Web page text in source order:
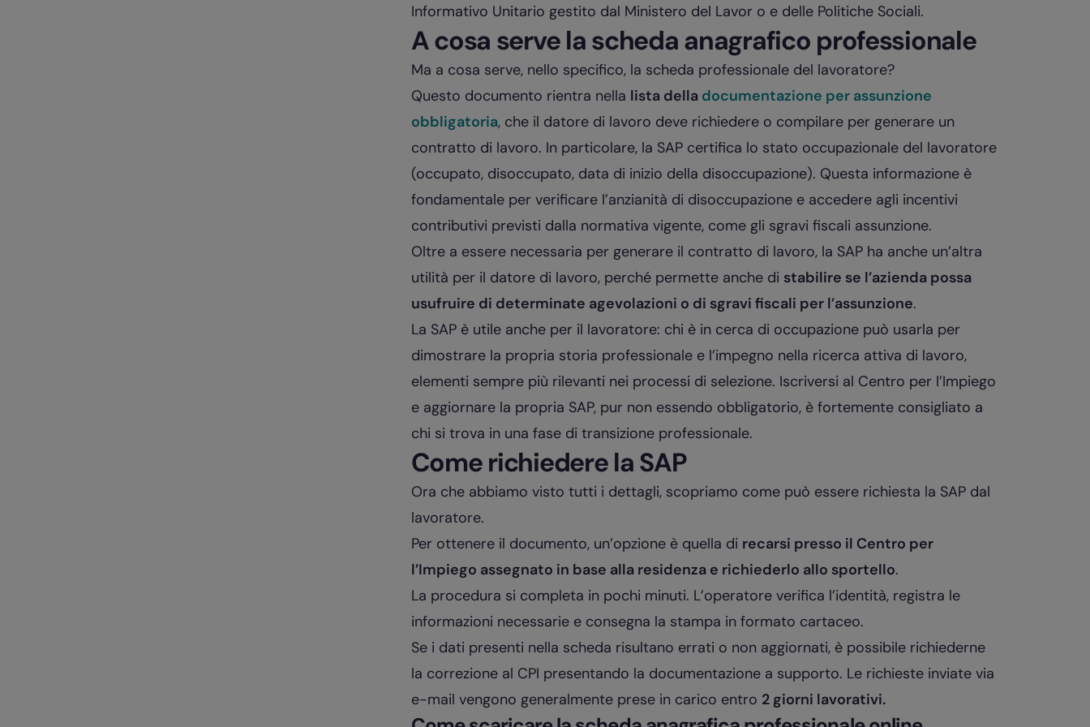
Informativo Unitario gestito dal Ministero del Lavor o e delle Politiche Sociali.
A cosa serve la scheda anagrafico professionale
Ma a cosa serve, nello specifico, la scheda professionale del lavoratore?
Questo documento rientra nella lista della documentazione per assunzione
obbligatoria, che il datore di lavoro deve richiedere o compilare per generare un
contratto di lavoro. In particolare, la SAP certifica lo stato occupazionale del lavoratore
(occupato, disoccupato, data di inizio della disoccupazione). Questa informazione è
fondamentale per verificare l’anzianità di disoccupazione e accedere agli incentivi
contributivi previsti dalla normativa vigente, come gli sgravi fiscali assunzione.
Oltre a essere necessaria per generare il contratto di lavoro, la SAP ha anche un’altra
utilità per il datore di lavoro, perché permette anche di stabilire se l’azienda possa
usufruire di determinate agevolazioni o di sgravi fiscali per l’assunzione.
La SAP è utile anche per il lavoratore: chi è in cerca di occupazione può usarla per
dimostrare la propria storia professionale e l’impegno nella ricerca attiva di lavoro,
elementi sempre più rilevanti nei processi di selezione. Iscriversi al Centro per l’Impiego
e aggiornare la propria SAP, pur non essendo obbligatorio, è fortemente consigliato a
chi si trova in una fase di transizione professionale.
Come richiedere la SAP
Ora che abbiamo visto tutti i dettagli, scopriamo come può essere richiesta la SAP dal
lavoratore.
Per ottenere il documento, un’opzione è quella di recarsi presso il Centro per
l’Impiego assegnato in base alla residenza e richiederlo allo sportello.
La procedura si completa in pochi minuti. L’operatore verifica l’identità, registra le
informazioni necessarie e consegna la stampa in formato cartaceo.
Se i dati presenti nella scheda risultano errati o non aggiornati, è possibile richiederne
la correzione al CPI presentando la documentazione a supporto. Le richieste inviate via
e-mail vengono generalmente prese in carico entro 2 giorni lavorativi.